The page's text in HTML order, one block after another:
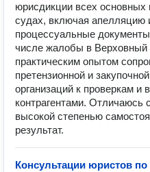
юрисдикции всех
судах, включая апелляцию
процессуальные
числе жалобы в
практическим опытом
претензионной и
организаций к проверкам и
контрагентами.
высокой степенью
результат.
Консультации юристов